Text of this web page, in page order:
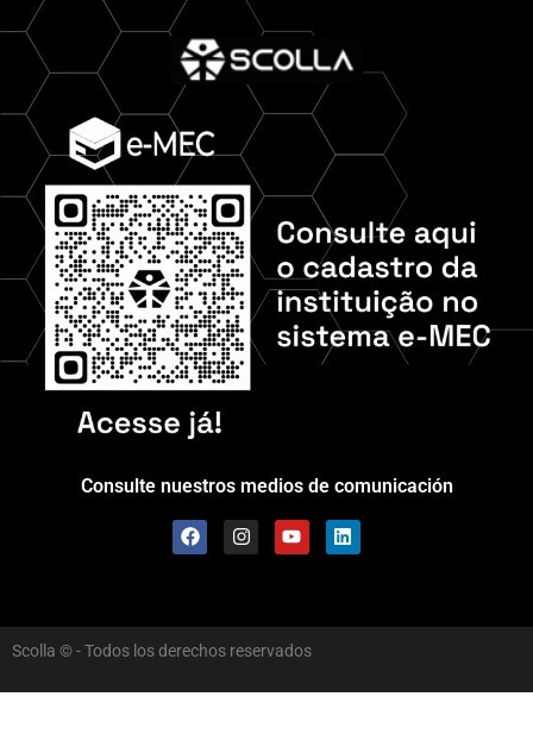
Consulte nuestros medios de comunicación
Scolla © - Todos los derechos reservados